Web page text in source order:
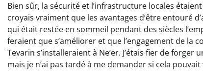
Bien sûr, la sécurité et l’infrastructure locales
croyais vraiment que les avantages d’être entouré
qui était restée en sommeil pendant des siècles
feraient que s’améliorer et que l’engagement de
Tevarin s’installeraient à Ne’er. J’étais fier de
mais je n’ai pas tardé à me demander si cela